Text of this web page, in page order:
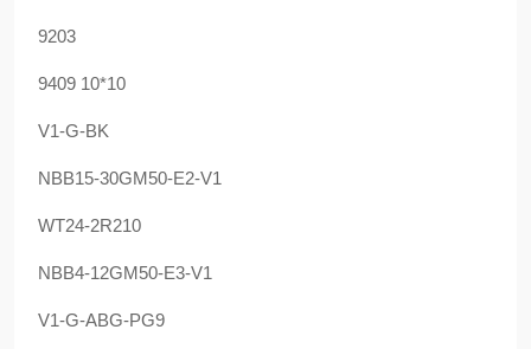
9203
9409 10*10
V1-G-BK
NBB15-30GM50-E2-V1
WT24-2R210
NBB4-12GM50-E3-V1
V1-G-ABG-PG9